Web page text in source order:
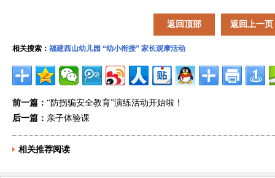
返回顶部 返回上一页
相关搜索： 福建西山幼儿园 “幼小衔接” 家长观摩活动
前一篇： “防拐骗安全教育”演练活动开始啦！
后一篇： 亲子体验课
相关推荐阅读